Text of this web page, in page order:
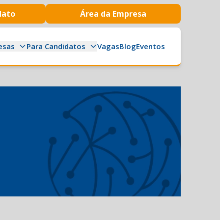
Área da Empresa
Para Candidatos VagasBlogEventos